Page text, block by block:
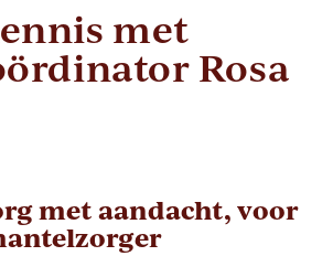
met
Rosa
met aandacht, voor